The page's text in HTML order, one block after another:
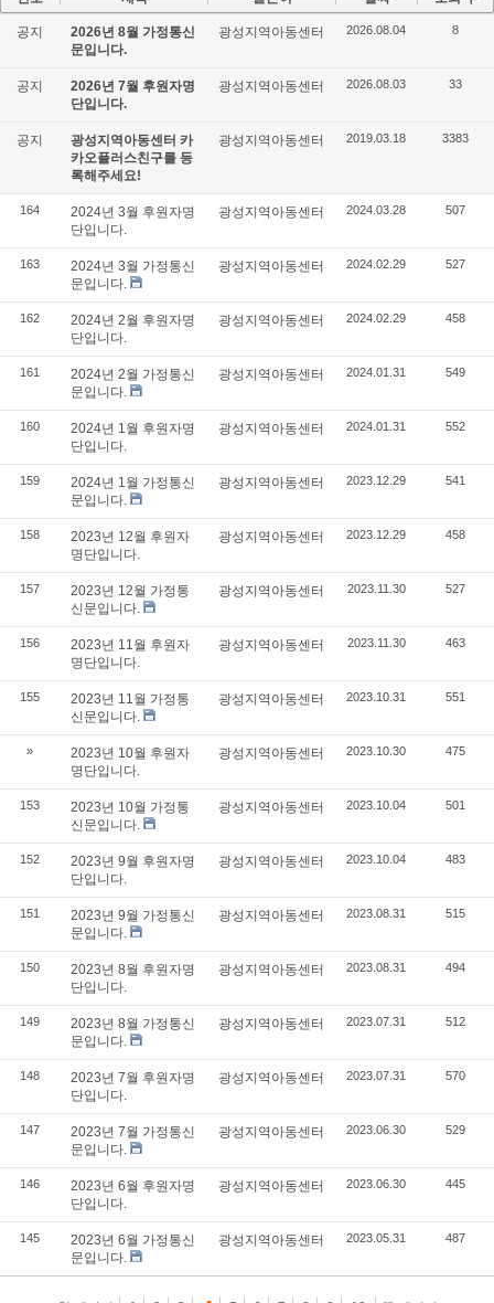
공지
2026년 8월 가정통신
문입니다.
광성지역아동센터 2026.08.04 8
공지
2026년 7월 후원자명
단입니다.
광성지역아동센터 2026.08.03 33
공지
광성지역아동센터 카
카오플러스친구를 등
록해주세요!
광성지역아동센터 2019.03.18 3383
164
2024년 3월 후원자명
단입니다.
광성지역아동센터 2024.03.28 507
163
2024년 3월 가정통신
문입니다.
광성지역아동센터 2024.02.29 527
162
2024년 2월 후원자명
단입니다.
광성지역아동센터 2024.02.29 458
161
2024년 2월 가정통신
문입니다.
광성지역아동센터 2024.01.31 549
160
2024년 1월 후원자명
단입니다.
광성지역아동센터 2024.01.31 552
159
2024년 1월 가정통신
문입니다.
광성지역아동센터 2023.12.29 541
158
2023년 12월 후원자
명단입니다.
광성지역아동센터 2023.12.29 458
157
2023년 12월 가정통
신문입니다.
광성지역아동센터 2023.11.30 527
156
2023년 11월 후원자
명단입니다.
광성지역아동센터 2023.11.30 463
155
2023년 11월 가정통
신문입니다.
광성지역아동센터 2023.10.31 551
»
2023년 10월 후원자
명단입니다.
광성지역아동센터 2023.10.30 475
153
2023년 10월 가정통
신문입니다.
광성지역아동센터 2023.10.04 501
152
2023년 9월 후원자명
단입니다.
광성지역아동센터 2023.10.04 483
151
2023년 9월 가정통신
문입니다.
광성지역아동센터 2023.08.31 515
150
2023년 8월 후원자명
단입니다.
광성지역아동센터 2023.08.31 494
149
2023년 8월 가정통신
문입니다.
광성지역아동센터 2023.07.31 512
148
2023년 7월 후원자명
단입니다.
광성지역아동센터 2023.07.31 570
147
2023년 7월 가정통신
문입니다.
광성지역아동센터 2023.06.30 529
146
2023년 6월 후원자명
단입니다.
광성지역아동센터 2023.06.30 445
145
2023년 6월 가정통신
문입니다.
광성지역아동센터 2023.05.31 487